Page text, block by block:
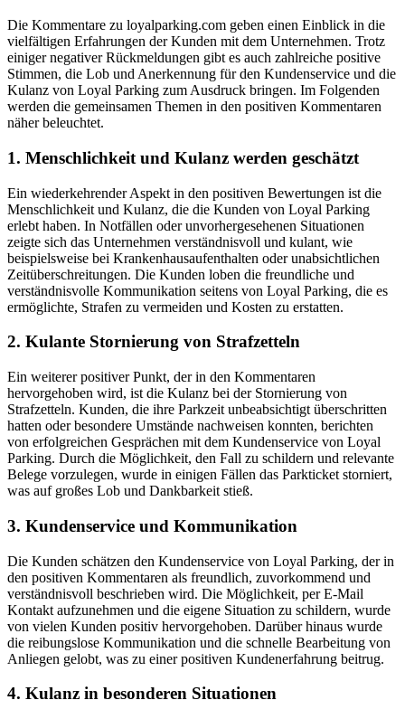
Die Kommentare zu loyalparking.com geben einen Einblick in die
vielfältigen Erfahrungen der Kunden mit dem Unternehmen. Trotz
einiger negativer Rückmeldungen gibt es auch zahlreiche positive
Stimmen, die Lob und Anerkennung für den Kundenservice und die
Kulanz von Loyal Parking zum Ausdruck bringen. Im Folgenden
werden die gemeinsamen Themen in den positiven Kommentaren
näher beleuchtet.
1. Menschlichkeit und Kulanz werden geschätzt
Ein wiederkehrender Aspekt in den positiven Bewertungen ist die
Menschlichkeit und Kulanz, die die Kunden von Loyal Parking
erlebt haben. In Notfällen oder unvorhergesehenen Situationen
zeigte sich das Unternehmen verständnisvoll und kulant, wie
beispielsweise bei Krankenhausaufenthalten oder unabsichtlichen
Zeitüberschreitungen. Die Kunden loben die freundliche und
verständnisvolle Kommunikation seitens von Loyal Parking, die es
ermöglichte, Strafen zu vermeiden und Kosten zu erstatten.
2. Kulante Stornierung von Strafzetteln
Ein weiterer positiver Punkt, der in den Kommentaren
hervorgehoben wird, ist die Kulanz bei der Stornierung von
Strafzetteln. Kunden, die ihre Parkzeit unbeabsichtigt überschritten
hatten oder besondere Umstände nachweisen konnten, berichten
von erfolgreichen Gesprächen mit dem Kundenservice von Loyal
Parking. Durch die Möglichkeit, den Fall zu schildern und relevante
Belege vorzulegen, wurde in einigen Fällen das Parkticket storniert,
was auf großes Lob und Dankbarkeit stieß.
3. Kundenservice und Kommunikation
Die Kunden schätzen den Kundenservice von Loyal Parking, der in
den positiven Kommentaren als freundlich, zuvorkommend und
verständnisvoll beschrieben wird. Die Möglichkeit, per E-Mail
Kontakt aufzunehmen und die eigene Situation zu schildern, wurde
von vielen Kunden positiv hervorgehoben. Darüber hinaus wurde
die reibungslose Kommunikation und die schnelle Bearbeitung von
Anliegen gelobt, was zu einer positiven Kundenerfahrung beitrug.
4. Kulanz in besonderen Situationen